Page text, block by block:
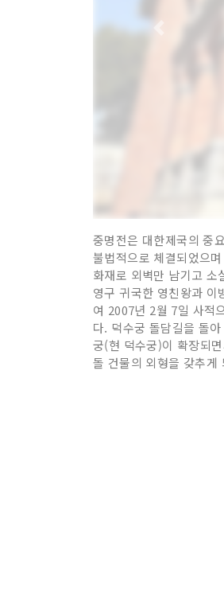
중명전은 대한제국의 중
불법적으로 체결되었으
화재로 외벽만 남기고
영구 귀국한 영친왕과
여 2007년 2월 7일 사적
다. 덕수궁 돌담길을 돌
궁(현 덕수궁)이 확장되
돌 건물의 외형을 갖추게